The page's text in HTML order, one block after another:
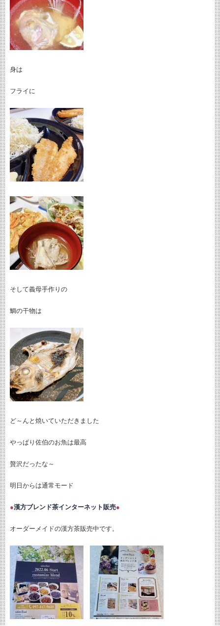
身は
フライに
そして義母手作りの
鯛の干物は
ど～んと焼いていただきました
やっぱり佐伯のお魚は最高
贅沢だったな～
明日からは通常モード
●漢方ブレンド茶インターネット販売●
オーダーメイドの漢方茶販売中です。